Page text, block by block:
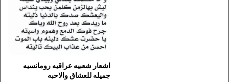
اشعار شعبيه عراقيه رومانسيه
جميله للعشاق والاحبه